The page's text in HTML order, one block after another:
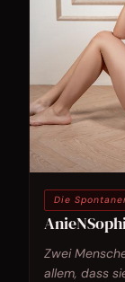
Die
Zwei
allem, dass